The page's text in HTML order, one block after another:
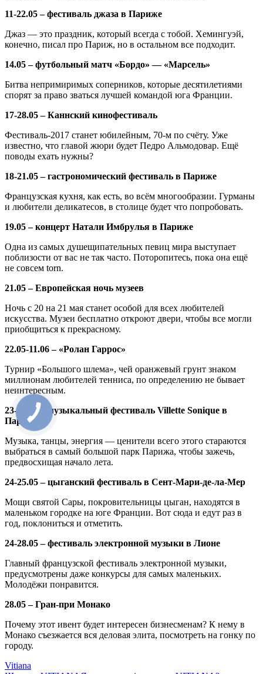
11-22.05 – фестиваль джаза в Париже
Джаз — это праздник, который всегда с тобой. Хемингуэй,
конечно, писал про Париж, но в остальном все подходит.
14.05 – футбольный матч «Бордо» — «Марсель»
Битва непримиримых соперников, которые десятилетиями
спорят за право зваться лучшей командой юга Франции.
17-28.05 – Каннский кинофестиваль
Фестиваль-2017 станет юбилейным, 70-м по счёту. Уже
известно, что главой жюри будет Педро Альмодовар. Ещё
поводы ехать нужны?
18-21.05 – гастрономический фестиваль в Париже
Французская кухня, как есть, во всём многообразии. Гурманы
и любители деликатесов, в столице будет что попробовать.
19.05 – концерт Натали Имбрулья в Париже
Одна из самых душещипательных певиц мира выступает
поблизости от вас не так часто. Поторопитесь, пока она ещё
не совсем torn.
21.05 – Европейская ночь музеев
Ночь с 20 на 21 мая станет особой для всех любителей
искусства. Музеи бесплатно откроют двери, чтобы все могли
приобщиться к прекрасному.
22.05-11.06 – «Ролан Гаррос»
Турнир «Большого шлема», чей оранжевый грунт знаком
миллионам любителей тенниса, по определению не бывает
неинтересным.
23-28.05 – музыкальный фестиваль Villette Sonique в
Париже
Музыка, танцы, энергия — ценители всего этого стараются
выбраться в самый большой парк Парижа, чтобы зажечь,
предвосхищая начало лета.
24-25.05 – цыганский фестиваль в Сент-Мари-де-ла-Мер
Мощи святой Сары, покровительницы цыган, находятся в
маленьком городке на юге Франции. Вот сюда и едут раз в
год, поклониться и отметить.
24-28.05 – фестиваль электронной музыки в Лионе
Главный французской фестиваль электронной музыки,
предусмотрены даже конкурсы для самых маленьких.
Молодёжи понравится.
28.05 – Гран-при Монако
Почему этот ивент будет интересен бизнесменам? К нему в
Монако съезжается вся деловая элита, посмотреть на гонку по
городу.
Vitiana